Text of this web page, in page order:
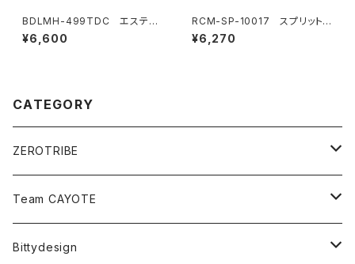
BDLMH-499TDC エステテ
ィックキット 499T用 （ドライバ
ー+ヘルメット/ライトバケット/リ
¥6,600
RCM-SP-10017 スプリットH
orizontalボディマウントセット
(オプション)
¥6,270
CATEGORY
ZEROTRIBE
Zetricks（Spare & Optional）
T4 MID Conversion Kit
Team CAYOTE
Batteries
Bittydesign